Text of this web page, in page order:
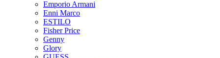
Emporio Armani
Enni Marco
ESTILO
Fisher Price
Genny
Glory